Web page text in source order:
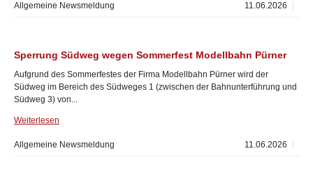
11.06.2026
Allgemeine Newsmeldung
Sperrung Südweg wegen Sommerfest Modellbahn Pürner
Aufgrund des Sommerfestes der Firma Modellbahn Pürner wird der
Südweg im Bereich des Südweges 1 (zwischen der Bahnunterführung und
Südweg 3) von...
Weiterlesen
11.06.2026
Allgemeine Newsmeldung